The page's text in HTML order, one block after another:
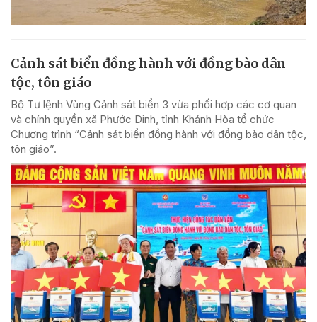
Cảnh sát biển đồng hành với đồng bào dân
tộc, tôn giáo
Bộ Tư lệnh Vùng Cảnh sát biển 3 vừa phối hợp các cơ quan
và chính quyền xã Phước Dinh, tỉnh Khánh Hòa tổ chức
Chương trình “Cảnh sát biển đồng hành với đồng bào dân tộc,
tôn giáo”.